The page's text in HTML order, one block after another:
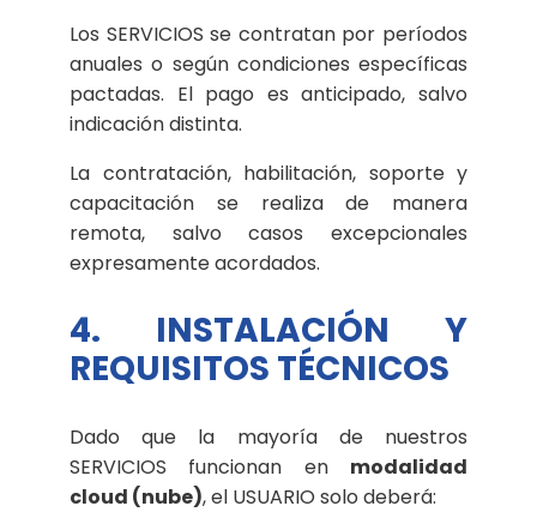
Los SERVICIOS se contratan por períodos
anuales o según condiciones específicas
pactadas. El pago es anticipado, salvo
indicación distinta.
La contratación, habilitación, soporte y
capacitación se realiza de manera
remota, salvo casos excepcionales
expresamente acordados.
4. INSTALACIÓN Y
REQUISITOS TÉCNICOS
Dado que la mayoría de nuestros
SERVICIOS funcionan en modalidad
cloud (nube), el USUARIO solo deberá: